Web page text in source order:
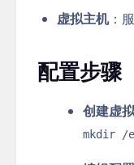
虚拟主机：
配置步骤
创建虚
mkdir /